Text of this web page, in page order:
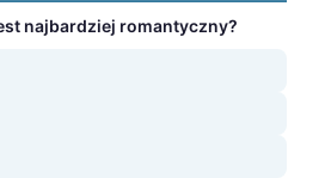
najbardziej romantyczny?